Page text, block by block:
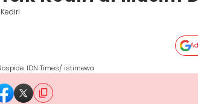
IDN Times/ istimewa